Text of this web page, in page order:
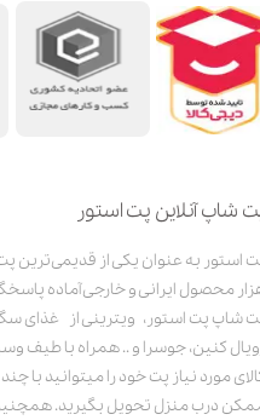
شاپ آنلاین پت استور
محصول ایرانی و خارجی آماده
شاپ پت استور، ویترینی از غذای
کنین، جوسرا و .. همراه با طیف
مورد نیاز پت خود را میتوانید با
درب منزل تحویل بگیرید.